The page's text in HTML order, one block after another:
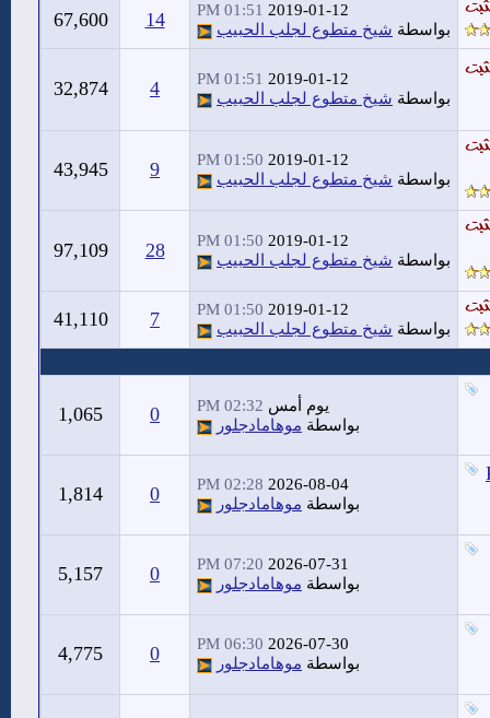
2019-01-12
01:51 PM
بواسطة شيخ متطوع لجلب الحبيب 14
67,600
2019-01-12
01:51 PM
بواسطة شيخ متطوع لجلب الحبيب 4
32,874
2019-01-12
01:50 PM
بواسطة شيخ متطوع لجلب الحبيب 9
43,945
2019-01-12
01:50 PM
بواسطة شيخ متطوع لجلب الحبيب 28
97,109
2019-01-12
01:50 PM
بواسطة شيخ متطوع لجلب الحبيب 7
41,110
يوم أمس 02:32 PM
بواسطة موهامادجلور 0
1,065
2026-08-04
02:28 PM
بواسطة موهامادجلور 0
1,814
2026-07-31
07:20 PM
بواسطة موهامادجلور 0
5,157
2026-07-30
06:30 PM
بواسطة موهامادجلور 0
4,775